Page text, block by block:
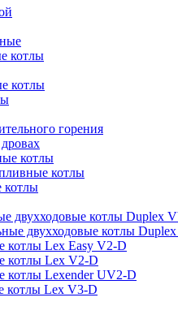
котлы
котлы
горения
котлы
котлы
котлы
двухходовые котлы Duplex
двухходовые котлы
котлы Lex Easy V2-D
котлы Lex V2-D
котлы Lexender UV2-D
котлы Lex V3-D